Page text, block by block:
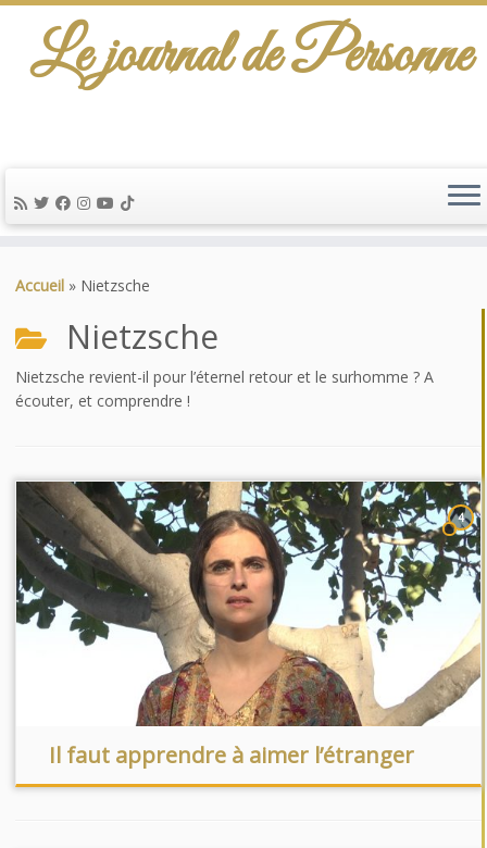
au
Le journal de Personne
Accueil » Nietzsche
Nietzsche
Nietzsche revient-il pour l’éternel retour et le surhomme ? A
écouter, et comprendre !
4
Il faut apprendre à aimer l’étranger